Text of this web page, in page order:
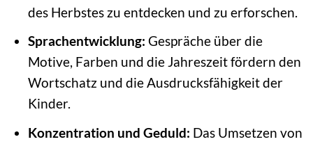
des Herbstes zu entdecken und zu erforschen.
Sprachentwicklung: Gespräche über die
Motive, Farben und die Jahreszeit fördern den
Wortschatz und die Ausdrucksfähigkeit der
Kinder.
Konzentration und Geduld: Das Umsetzen von